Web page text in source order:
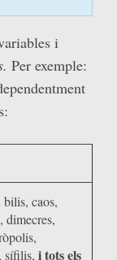
i
Per exemple:
bilis, caos,
dimecres,
sífilis, i tots els